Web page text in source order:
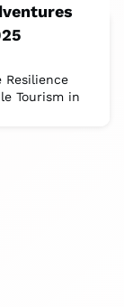
Resilience
Tourism in